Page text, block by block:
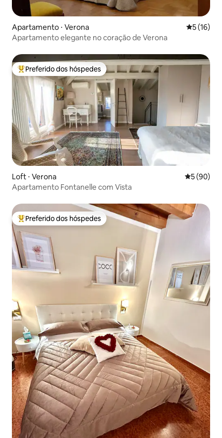
Apartamento ⋅ Verona 5 de uma
5 (16)
Apartamento elegante no coração de Verona
Entre os melhores preferidos dos hóspedes
Preferido dos hóspedes
Loft ⋅ Verona 5 de uma
5 (90)
Apartamento Fontanelle com Vista
Entre os melhores preferidos dos hóspedes
Preferido dos hóspedes